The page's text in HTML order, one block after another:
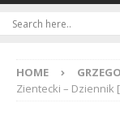
HOME
Zientecki – Dziennik